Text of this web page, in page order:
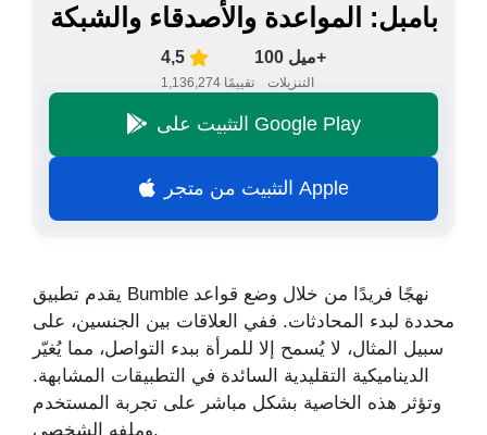
بامبل: المواعدة والأصدقاء والشبكة
4,5
1,136,274 تقييمًا
100 ميل+
التنزيلات
التثبيت على Google Play
التثبيت من متجر Apple
يقدم تطبيق Bumble نهجًا فريدًا من خلال وضع قواعد
محددة لبدء المحادثات. ففي العلاقات بين الجنسين، على
سبيل المثال، لا يُسمح إلا للمرأة ببدء التواصل، مما يُغيّر
الديناميكية التقليدية السائدة في التطبيقات المشابهة.
وتؤثر هذه الخاصية بشكل مباشر على تجربة المستخدم
وملفه الشخصي.